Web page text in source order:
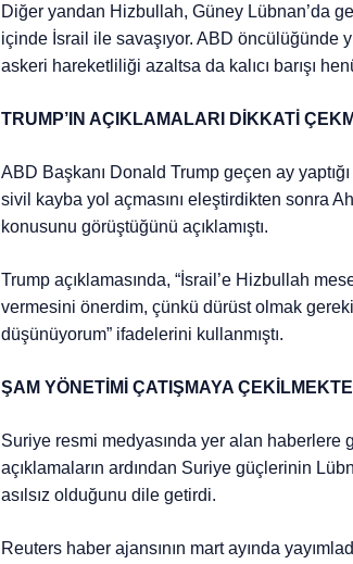
Diğer yandan Hizbullah, Güney Lübnan’da
içinde İsrail ile savaşıyor. ABD öncülüğünde
askeri hareketliliği azaltsa da kalıcı barışı
TRUMP’IN AÇIKLAMALARI DİKKATİ
ABD Başkanı Donald Trump geçen ay
sivil kayba yol açmasını eleştirdikten sonra
konusunu görüştüğünü açıklamıştı.
Trump açıklamasında, “İsrail’e Hizbullah
vermesini önerdim, çünkü dürüst olmak
düşünüyorum” ifadelerini kullanmıştı.
ŞAM YÖNETİMİ ÇATIŞMAYA
Suriye resmi medyasında yer alan haberlere
açıklamaların ardından Suriye güçlerinin
asılsız olduğunu dile getirdi.
Reuters haber ajansının mart ayında